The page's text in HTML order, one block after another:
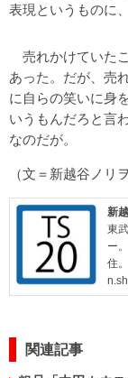
表現というものに
売れかけていた
あった。だが、売
に自らの笑いに身
いうもんだろと言
なのだが。
（文＝新越谷ノリヲ
新
東
ー
住。
関連記事